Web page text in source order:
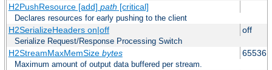
H2PushResource [add] path [critical]
Declares resources for early pushing to the client
H2SerializeHeaders on|off off
Serialize Request/Response Processing Switch
H2StreamMaxMemSize bytes 65536
Maximum amount of output data buffered per stream.